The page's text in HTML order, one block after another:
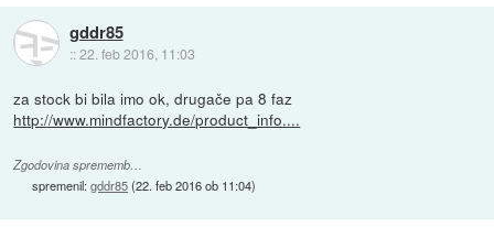
gddr85
::22. feb 2016, 11:03
za stock bi bila imo ok, drugače pa 8 faz
http://www.mindfactory.de/product_info....
Zgodovina sprememb…
spremenil:gddr85(22. feb 2016 ob 11:04)